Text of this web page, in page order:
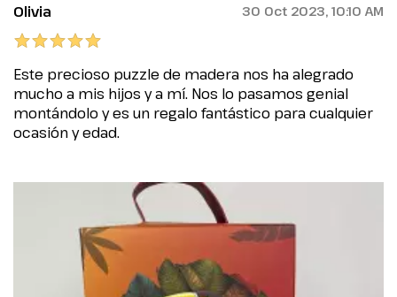
Olivia 30 Oct 2023, 10:10 AM
Este precioso puzzle de madera nos ha alegrado
mucho a mis hijos y a mí. Nos lo pasamos genial
montándolo y es un regalo fantástico para cualquier
ocasión y edad.